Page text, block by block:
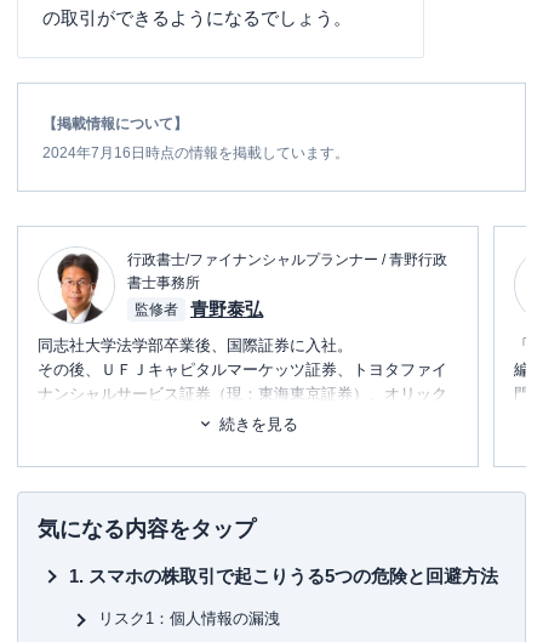
の取引ができるようになるでしょう。
【掲載情報について】
2024年7月16日時点の情報を掲載しています。
行政書士/ファイナンシャルプランナー / 青野行政
書士事務所
監修者
青野泰弘
同志社大学法学部卒業後、国際証券に入社。
その後、ＵＦＪキャピタルマーケッツ証券、トヨタファイ
ナンシャルサービス証券（現：東海東京証券）、オリック
スフィナンシャルプロダクツ、コスモ証券にて、債券の引
2012年に、FPおよび行政書士として独立。2017年日本FP
協会相談員、2018年日本FP協会広報スタッフを担当。
▼保有資格
日本証券アナリスト協会検定アナリスト（CMA）
プライマリープライベートバンカー
行政書士
続きを見る
「
編
門
め
気になる内容をタップ
スマホの株取引で起こりうる5つの危険と回避方法
リスク1：個人情報の漏洩